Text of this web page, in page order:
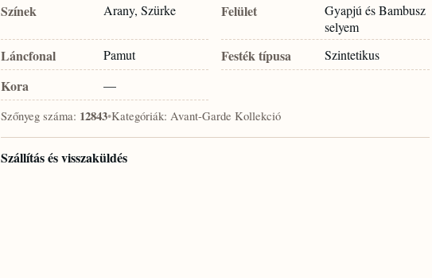
Színek Arany, Szürke Felület
Gyapjú és Bambusz
selyem
Láncfonal Pamut Festék típusa Szintetikus
Kora —
Szőnyeg száma: 12843•Kategóriák: Avant-Garde Kollekció
Szállítás és visszaküldés